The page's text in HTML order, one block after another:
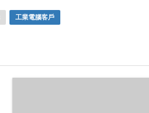
工業電腦客戶